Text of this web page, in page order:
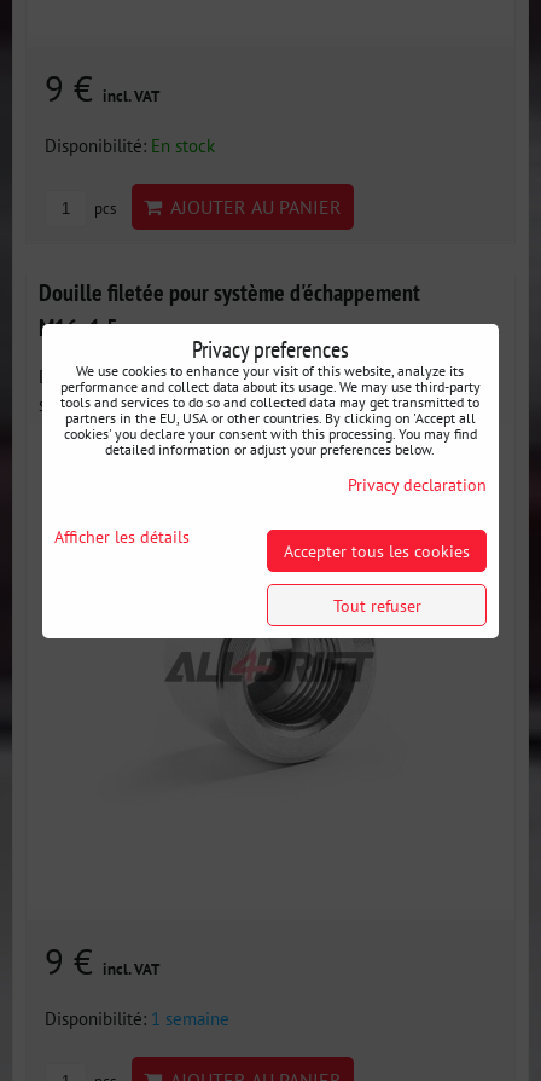
9 € incl. VAT
Disponibilité: En stock
pcs AJOUTER AU PANIER
Douille filetée pour système d'échappement
M16x1.5 mm
Douille filetée en acier inoxydable pour échappements et
systèmes...
9 € incl. VAT
Disponibilité: 1 semaine
Privacy preferences
We use cookies to enhance your visit of this website, analyze its
performance and collect data about its usage. We may use third-party
tools and services to do so and collected data may get transmitted to
partners in the EU, USA or other countries. By clicking on 'Accept all
cookies' you declare your consent with this processing. You may find
detailed information or adjust your preferences below.
Privacy declaration
Afficher les détails
Accepter tous les cookies
Tout refuser